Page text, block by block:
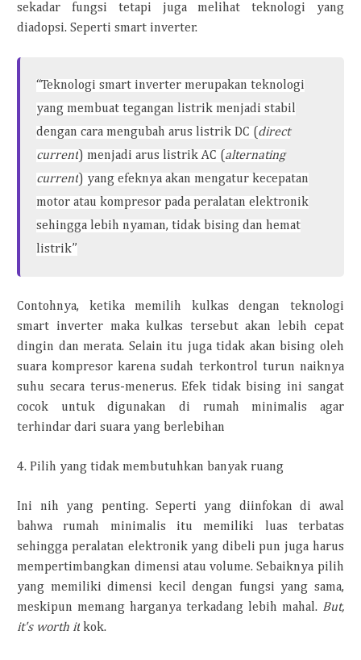
sekadar fungsi tetapi juga melihat teknologi yang
diadopsi. Seperti smart inverter.
“Teknologi smart inverter merupakan teknologi
yang membuat tegangan listrik menjadi stabil
dengan cara mengubah arus listrik DC (direct
current) menjadi arus listrik AC (alternating
current) yang efeknya akan mengatur kecepatan
motor atau kompresor pada peralatan elektronik
sehingga lebih nyaman, tidak bising dan hemat
listrik”
Contohnya, ketika memilih kulkas dengan teknologi
smart inverter maka kulkas tersebut akan lebih cepat
dingin dan merata. Selain itu juga tidak akan bising oleh
suara kompresor karena sudah terkontrol turun naiknya
suhu secara terus-menerus. Efek tidak bising ini sangat
cocok untuk digunakan di rumah minimalis agar
terhindar dari suara yang berlebihan
4. Pilih yang tidak membutuhkan banyak ruang
Ini nih yang penting. Seperti yang diinfokan di awal
bahwa rumah minimalis itu memiliki luas terbatas
sehingga peralatan elektronik yang dibeli pun juga harus
mempertimbangkan dimensi atau volume. Sebaiknya pilih
yang memiliki dimensi kecil dengan fungsi yang sama,
meskipun memang harganya terkadang lebih mahal. But,
it's worth it kok.